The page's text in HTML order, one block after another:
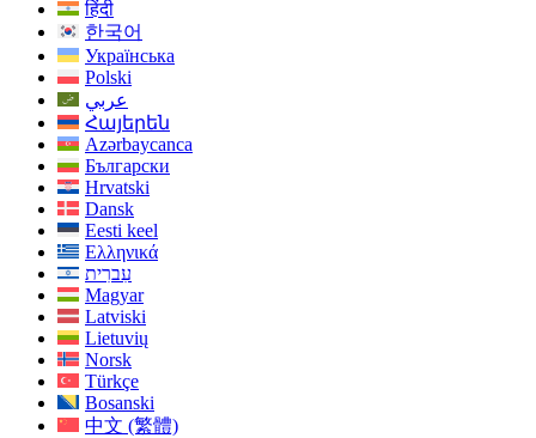
हिंदी
한국어
Українська
Polski
عربي
Հայերեն
Azərbaycanca
Български
Hrvatski
Dansk
Eesti keel
Ελληνικά
עִברִית
Magyar
Latviski
Lietuvių
Norsk
Türkçe
Bosanski
中文 (繁體)